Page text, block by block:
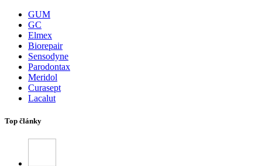
GUM
GC
Elmex
Biorepair
Sensodyne
Parodontax
Meridol
Curasept
Lacalut
Top články